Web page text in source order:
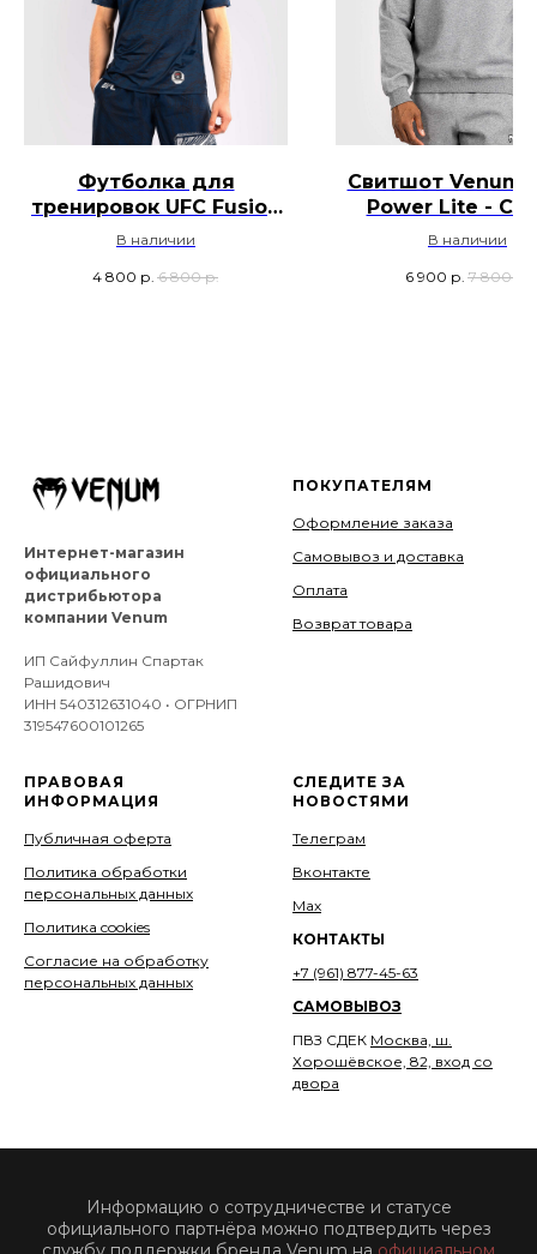
Футболка для
тренировок UFC Fusion
by Venum Fight Week
В наличии
4 800 р. 6 800 р.
Свитшот Venum
Power Lite -
В наличии
6 900 р. 7 800
Интернет-магазин
официального
дистрибьютора
компании Venum
ИП Сайфуллин Спартак
Рашидович
ИНН 540312631040 • ОГРНИП
319547600101265
ПОКУПАТЕЛЯМ
Оформление заказа
Самовывоз и доставка
Оплата
Возврат товара
ПРАВОВАЯ
ИНФОРМАЦИЯ
Публичная оферта
Политика обработки
персональных данных
Политика cookies
Согласие на обработку
персональных данных
СЛЕДИТЕ ЗА
НОВОСТЯМИ
Телеграм
Вконтакте
Мах
КОНТАКТЫ
+7 (961) 877-45-63
САМОВЫВОЗ
ПВЗ СДЕК Москва, ш.
Хорошёвское, 82, вход со
двора
Информацию о сотрудничестве и статусе
официального партнёра можно подтвердить через